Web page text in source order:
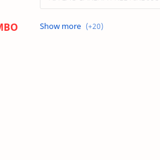
FIX LAG LIÊN QUÂN MOBILE